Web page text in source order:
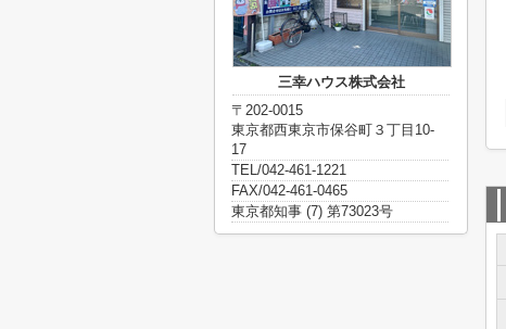
三幸ハウス株式会社
〒202-0015
東京都西東京市保谷町３丁目10-
17
TEL/042-461-1221
FAX/042-461-0465
東京都知事 (7) 第73023号